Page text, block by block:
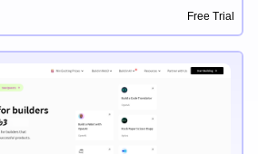
器、鼓舞人心的名言、国家探索者、拾
计时器、日程规划器、HN增强版、
Free Trial